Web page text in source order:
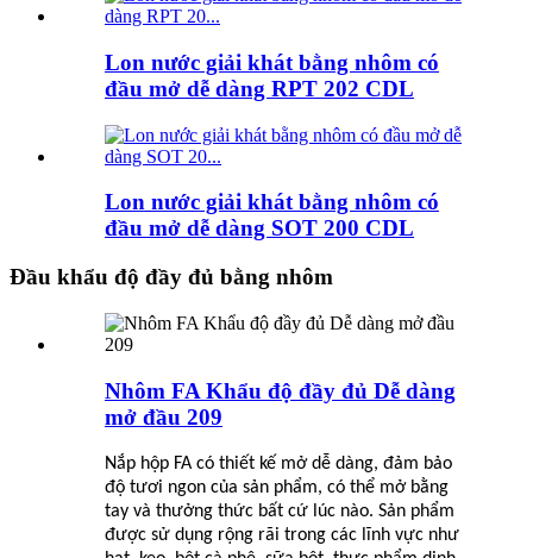
Lon nước giải khát bằng nhôm có
đầu mở dễ dàng RPT 202 CDL
Lon nước giải khát bằng nhôm có
đầu mở dễ dàng SOT 200 CDL
Đầu khẩu độ đầy đủ bằng nhôm
Nhôm FA Khẩu độ đầy đủ Dễ dàng
mở đầu 209
Nắp hộp FA có thiết kế mở dễ dàng, đảm bảo
độ tươi ngon của sản phẩm, có thể mở bằng
tay và thưởng thức bất cứ lúc nào. Sản phẩm
được sử dụng rộng rãi trong các lĩnh vực như